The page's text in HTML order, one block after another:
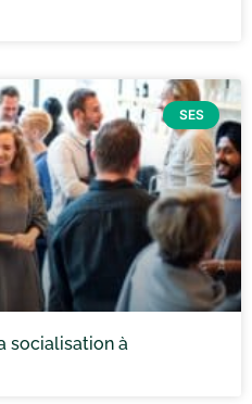
SES
socialisation à